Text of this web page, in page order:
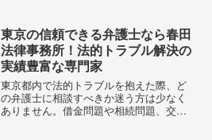
したとき、適切な弁護士選びが成功の鍵
となります。そんな状況で...
東京の信頼できる弁護士なら春田
法律事務所！法的トラブル解決の
実績豊富な専門家
東京都内で法的トラブルを抱えた際、ど
の弁護士に相談すべきか迷う方は少なく
ありません。借金問題や相続問題、交通